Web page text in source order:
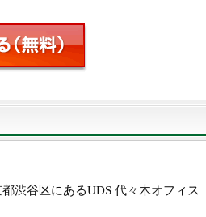
谷区にあるUDS 代々木オフィス